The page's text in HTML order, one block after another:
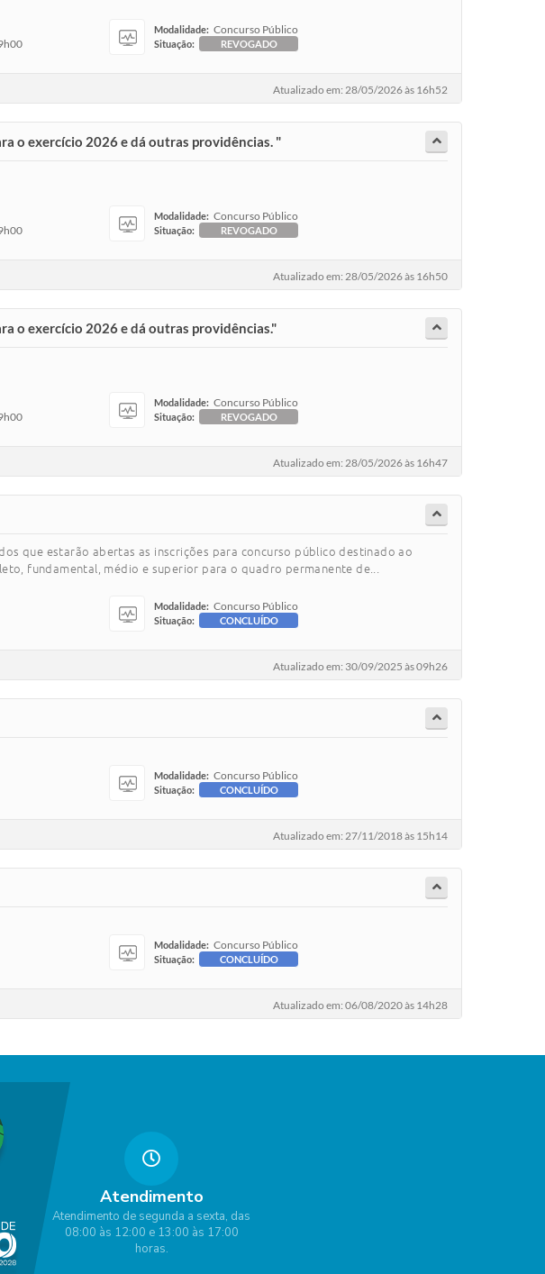
Modalidade: Concurso Público
Situação: REVOGADO
Atualizado em: 28/05/2026 às 16h52
o exercício 2026 e dá outras providências. "
Modalidade: Concurso Público
Situação: REVOGADO
Atualizado em: 28/05/2026 às 16h50
o exercício 2026 e dá outras providências."
Modalidade: Concurso Público
Situação: REVOGADO
Atualizado em: 28/05/2026 às 16h47
que estarão abertas as inscrições para concurso público destinado ao
fundamental, médio e superior para o quadro permanente de...
Modalidade: Concurso Público
Situação: CONCLUÍDO
Atualizado em: 30/09/2025 às 09h26
Modalidade: Concurso Público
Situação: CONCLUÍDO
Atualizado em: 27/11/2018 às 15h14
Modalidade: Concurso Público
Situação: CONCLUÍDO
Atualizado em: 06/08/2020 às 14h28
Atendimento
Atendimento de segunda a sexta, das
08:00 às 12:00 e 13:00 às 17:00
horas.